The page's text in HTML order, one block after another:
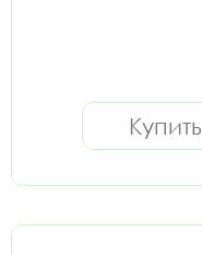
Купить